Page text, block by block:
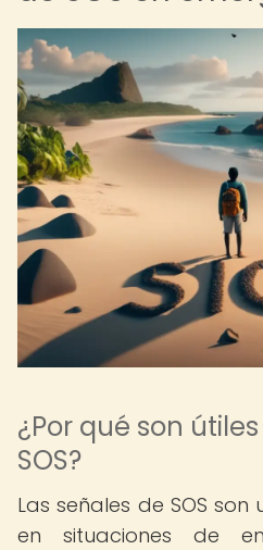
¿Por qué son
SOS?
Las señales de SOS
en situaciones de